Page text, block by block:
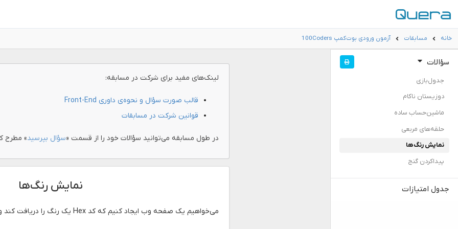
خانه مسابقات آزمون ورودی بوت‌کمپ 100Coders
سؤالات
جدول‌بازی
دوزیستان ناکام
ماشین‌حساب ساده
حلقه‌های مربعی
نمایش رنگ‌ها
پیداکردن گنج
جدول امتیازات
لینک‌های مفید برای شرکت در مسابقه:
قالب صورت سؤال و نحوه‌ی داوری Front-End
قوانین شرکت در مسابقات
در طول مسابقه می‌توانید سؤالات خود را از قسمت «سؤال بپرسید» مطرح
نمایش رنگ‌ها
می‌خواهیم یک صفحه وب ایجاد کنیم که کد Hex یک رنگ را دریافت کند و آن رنگ را به ما نشان دهد.